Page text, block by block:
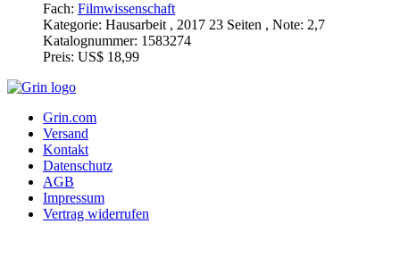
Fach: Filmwissenschaft
Kategorie: Hausarbeit , 2017 23 Seiten , Note: 2,7
Katalognummer: 1583274
Preis: US$ 18,99
Grin.com
Versand
Kontakt
Datenschutz
AGB
Impressum
Vertrag widerrufen